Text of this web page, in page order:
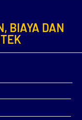
BIAYA DAN